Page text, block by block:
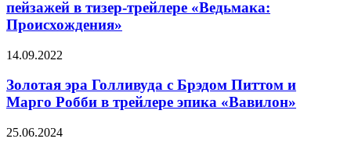
тизере
нового
«шедевра»
на
фоне
пейзажей
тизер-
трейлере
«Ведьмака:
Происхождения»
пейзажей в тизер-трейлере «Ведьмака:
Происхождения»
Золотая
Голливуда
с
Брэдом
и
14.09.2022
Золотая эра Голливуда с Брэдом Питтом и
Марго Робби в трейлере эпика «Вавилон»
Добряк
25.06.2024